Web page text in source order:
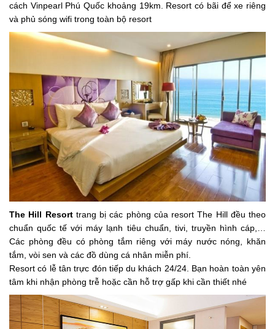
cách Vinpearl Phú Quốc khoảng 19km. Resort có bãi để xe riêng
và phủ sóng wifi trong toàn bộ resort
The Hill Resorttrang bị các phòng của resort The Hill đều theo
chuẩn quốc tế với máy lạnh tiêu chuẩn, tivi, truyền hình cáp,…
Các phòng đều có phòng tắm riêng với máy nước nóng, khăn
tắm, vòi sen và các đồ dùng cá nhân miễn phí.
Resort có lễ tân trực đón tiếp du khách 24/24. Bạn hoàn toàn yên
tâm khi nhận phòng trễ hoặc cần hỗ trợ gấp khi cần thiết nhé